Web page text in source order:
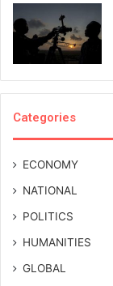
Categories
ECONOMY
NATIONAL
POLITICS
HUMANITIES
GLOBAL